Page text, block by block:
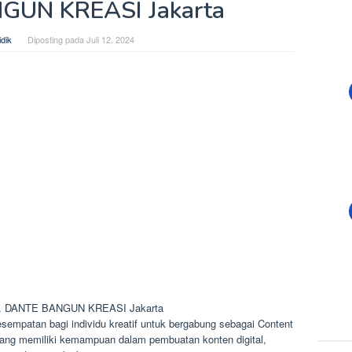
KREASI Jakarta
Diposting pada Juli 12, 2024
BANGUN KREASI Jakarta
bagi individu kreatif untuk bergabung sebagai Content
memiliki kemampuan dalam pembuatan konten digital,